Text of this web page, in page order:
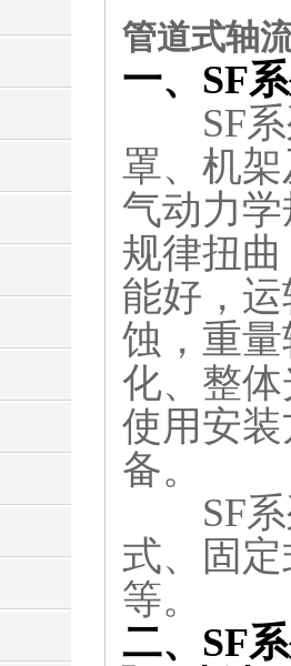
管道式轴
一、SF
SF系
罩、机
气动力
规律扭
能好，
蚀，重
化、整
使用安
备。
SF系
式、固
等。
二、SF